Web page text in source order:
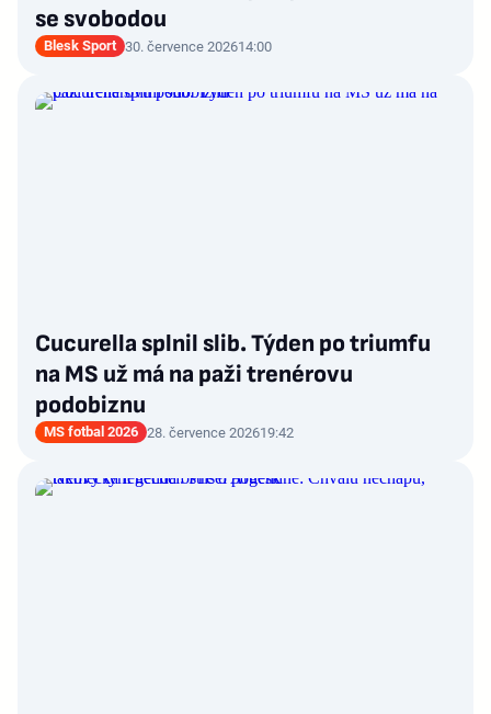
se svobodou
Blesk Sport 30. července 202614:00
Cucurella splnil slib. Týden po triumfu
na MS už má na paži trenérovu
podobiznu
MS fotbal 2026 28. července 202619:42